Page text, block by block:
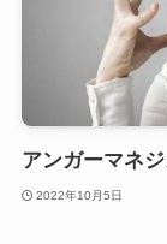
アンガーマネ
2022年10月5日